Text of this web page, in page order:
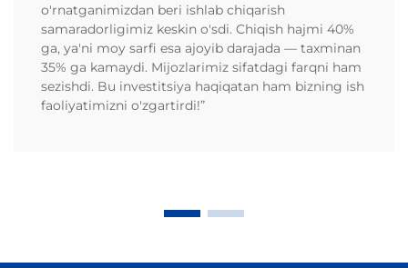
o'rnatganimizdan beri ishlab chiqarish
samaradorligimiz keskin o'sdi. Chiqish hajmi 40%
ga, ya'ni moy sarfi esa ajoyib darajada — taxminan
35% ga kamaydi. Mijozlarimiz sifatdagi farqni ham
sezishdi. Bu investitsiya haqiqatan ham bizning ish
faoliyatimizni o'zgartirdi!”